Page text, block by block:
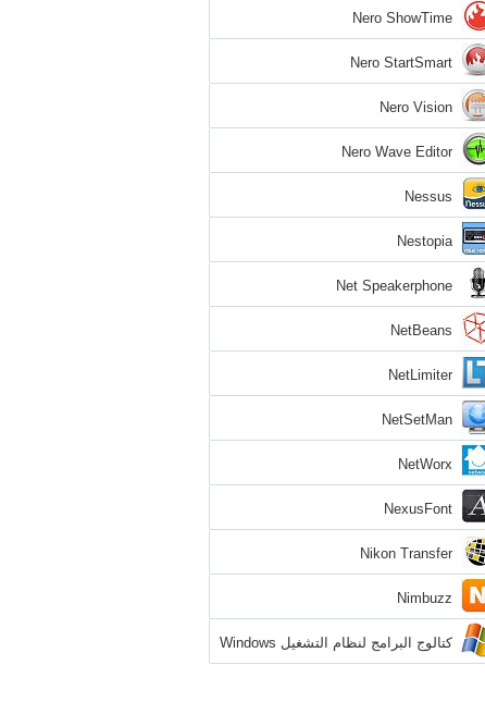
Nero ShowTime
Nero StartSmart
Nero Vision
Nero Wave Editor
Nessus
Nestopia
Net Speakerphone
NetBeans
NetLimiter
NetSetMan
NetWorx
NexusFont
Nikon Transfer
Nimbuzz
كتالوج البرامج لنظام التشغيل Windows
XP